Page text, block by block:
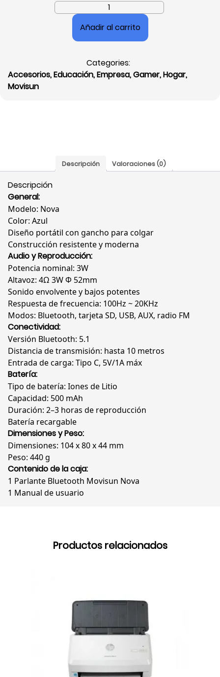
Parlante
Bluetooth
Movisun
Nova
SD,
Añadir al carrito
Categories:
Accesorios,Educación,Empresa,Gamer,Hogar,
Movisun
Descripción Valoraciones (0)
Descripción
General:
Modelo: Nova
Color: Azul
Diseño portátil con gancho para colgar
Construcción resistente y moderna
Audio y Reproducción:
Potencia nominal: 3W
Altavoz: 4Ω 3W Φ 52mm
Sonido envolvente y bajos potentes
Respuesta de frecuencia: 100Hz ~ 20KHz
Modos: Bluetooth, tarjeta SD, USB, AUX, radio FM
Conectividad:
Versión Bluetooth: 5.1
Distancia de transmisión: hasta 10 metros
Entrada de carga: Tipo C, 5V/1A máx
Batería:
Tipo de batería: Iones de Litio
Capacidad: 500 mAh
Duración: 2–3 horas de reproducción
Batería recargable
Dimensiones y Peso:
Dimensiones: 104 x 80 x 44 mm
Peso: 440 g
Contenido de la caja:
1 Parlante Bluetooth Movisun Nova
1 Manual de usuario
Productos relacionados